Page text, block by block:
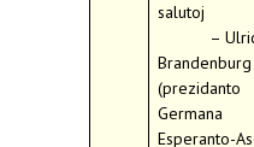
salutoj
–
Brandenburg
(prezidanto
Germana
Esperanto-